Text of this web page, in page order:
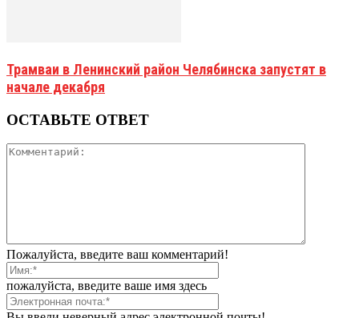
Трамваи в Ленинский район Челябинска запустят в
начале декабря
ОСТАВЬТЕ ОТВЕТ
Пожалуйста, введите ваш комментарий!
пожалуйста, введите ваше имя здесь